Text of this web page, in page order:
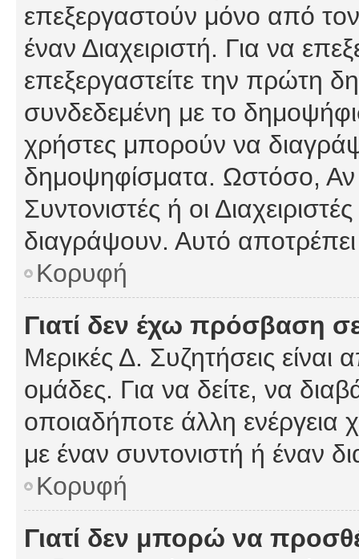
επεξεργαστούν μόνο από
έναν Διαχειριστή. Για να
επεξεργαστείτε την πρώτη
συνδεδεμένη με το
χρήστες μπορούν να
δημοψηφίσματα. Ωστόσο, Αν
Συντονιστές ή οι
διαγράψουν. Αυτό
Κορυφή
Γιατί δεν έχω πρόσβαση
Μερικές Δ. Συζητήσεις είναι
ομάδες. Για να δείτε, να
οποιαδήποτε άλλη ενέργεια
με έναν συντονιστή ή έναν
Κορυφή
Γιατί δεν μπορώ να